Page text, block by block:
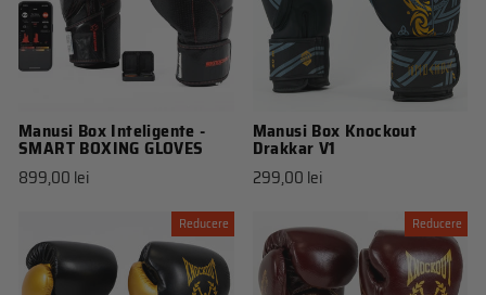
Manusi Box Inteligente -
SMART BOXING GLOVES
899,00 lei
Manusi Box Knockout
Drakkar V1
299,00 lei
Reducere Reducere